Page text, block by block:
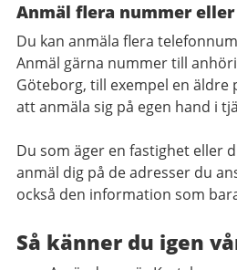
Anmäl flera nummer
Du kan anmäla flera
Anmäl gärna nummer till
Göteborg, till exempel en
att anmäla sig på egen hand i
Du som äger en fastighet eller
anmäl dig på de adresser du
också den information som
Så känner du igen